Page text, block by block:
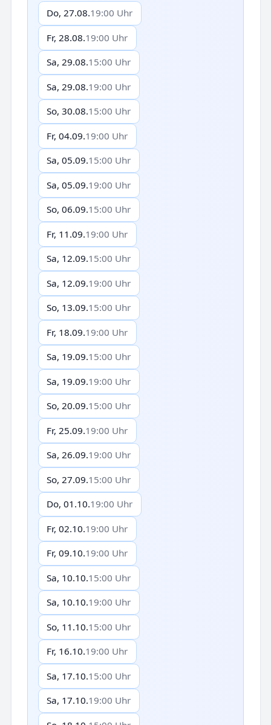
Do, 27.08.19:00 Uhr
Fr, 28.08.19:00 Uhr
Sa, 29.08.15:00 Uhr
Sa, 29.08.19:00 Uhr
So, 30.08.15:00 Uhr
Fr, 04.09.19:00 Uhr
Sa, 05.09.15:00 Uhr
Sa, 05.09.19:00 Uhr
So, 06.09.15:00 Uhr
Fr, 11.09.19:00 Uhr
Sa, 12.09.15:00 Uhr
Sa, 12.09.19:00 Uhr
So, 13.09.15:00 Uhr
Fr, 18.09.19:00 Uhr
Sa, 19.09.15:00 Uhr
Sa, 19.09.19:00 Uhr
So, 20.09.15:00 Uhr
Fr, 25.09.19:00 Uhr
Sa, 26.09.19:00 Uhr
So, 27.09.15:00 Uhr
Do, 01.10.19:00 Uhr
Fr, 02.10.19:00 Uhr
Fr, 09.10.19:00 Uhr
Sa, 10.10.15:00 Uhr
Sa, 10.10.19:00 Uhr
So, 11.10.15:00 Uhr
Fr, 16.10.19:00 Uhr
Sa, 17.10.15:00 Uhr
Sa, 17.10.19:00 Uhr